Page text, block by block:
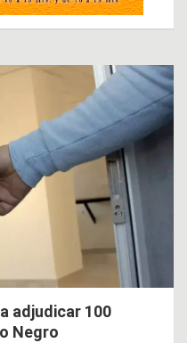
adjudicar 100
Negro